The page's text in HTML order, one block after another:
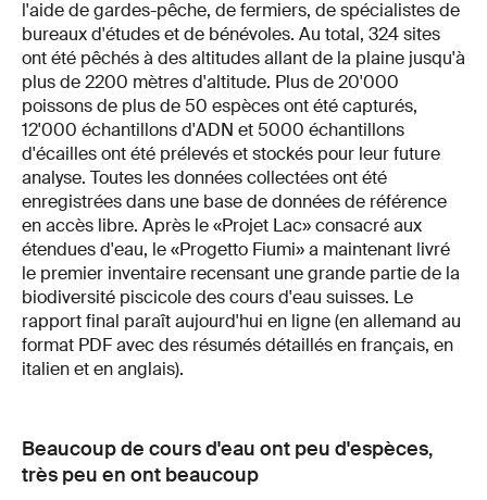
l'aide de gardes-pêche, de fermiers, de spécialistes de
bureaux d'études et de bénévoles. Au total, 324 sites
ont été pêchés à des altitudes allant de la plaine jusqu'à
plus de 2200 mètres d'altitude. Plus de 20'000
poissons de plus de 50 espèces ont été capturés,
12'000 échantillons d'ADN et 5000 échantillons
d'écailles ont été prélevés et stockés pour leur future
analyse. Toutes les données collectées ont été
enregistrées dans une base de données de référence
en accès libre. Après le «Projet Lac» consacré aux
étendues d'eau, le «Progetto Fiumi» a maintenant livré
le premier inventaire recensant une grande partie de la
biodiversité piscicole des cours d'eau suisses. Le
rapport final paraît aujourd'hui en ligne (en allemand au
format PDF avec des résumés détaillés en français, en
italien et en anglais).
Beaucoup de cours d'eau ont peu d'espèces,
très peu en ont beaucoup